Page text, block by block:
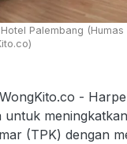
Palembang
-
(TPK) dengan